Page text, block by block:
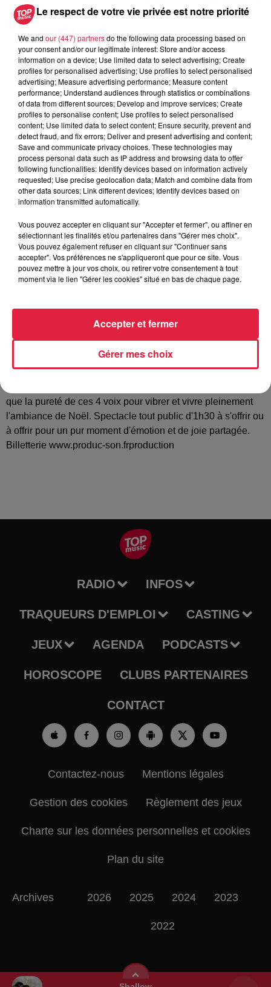
Tarif Gratuit
Les Stentors Des voix d'opéra puissantes et chaleureuses.
Mais aussi de brillantes personnalités. Depuis maintenant 7
ans le talent et l'amitié sont au rendez-vous. Après 900 000
albums vendus et 7 disques de reprises des plus grandes
chansons françaises récompensés par de nombreux
disques d'or Mathieu Sempéré Mowgli Laps et Vianney
répertoire Les Chants de Noël. En parallèle de la sortie de
leur album « Les STENTORS chantent NOEL » en
novembre 2017 vous pourrez les retrouver dans les églises
et théâtres à travers toute la France. Lyrisme harmonie
symbiose des voix tendresse au service de la magie de
mon beau sapin » « petit papa Noel de Tino Rossi »
jusqu'aux chants sacrés tels que « Ave Maria » ou « minuit
chrétien » mais aussi quelques compositions. Retrouvez ces
chansons incontournables dans la joie des fêtes de fin
que la pureté de ces 4 voix pour vibrer et vivre pleinement
l'ambiance de Noël. Spectacle tout public d'1h30 à s'offrir ou
à offrir pour un pur moment d'émotion et de joie partagée.
Billetterie www.produc-son.frproduction
RADIO INFOS
TRAQUEURS D'EMPLOI CASTING
JEUX AGENDA PODCASTS
HOROSCOPE CLUBS PARTENAIRES
CONTACT
Contactez-nous Mentions légales
Gestion des cookies Règlement des jeux
Charte sur les données personnelles et cookies
Plan du site
Archives 2026 2025 2024 2023
2022
Le respect de votre vie privée est notre priorité
We and our (447) partnersdo the following data processing based on
your consent and/or our legitimate interest: Store and/or access
information on a device; Use limited data to select advertising; Create
profiles for personalised advertising; Use profiles to select personalised
advertising; Measure advertising performance; Measure content
performance; Understand audiences through statistics or combinations
of data from different sources; Develop and improve services; Create
profiles to personalise content; Use profiles to select personalised
content; Use limited data to select content; Ensure security, prevent and
detect fraud, and fix errors; Deliver and present advertising and content;
Save and communicate privacy choices. These technologies may
process personal data such as IP address and browsing data to offer
following functionalities: Identify devices based on information actively
requested; Use precise geolocation data; Match and combine data from
other data sources; Link different devices; Identify devices based on
information transmitted automatically.
Vous pouvez accepter en cliquant sur "Accepter et fermer", ou affiner en
sélectionnant les finalités et/ou partenaires dans "Gérer mes choix".
Vous pouvez également refuser en cliquant sur "Continuer sans
accepter". Vos préférences ne s'appliqueront que pour ce site. Vous
pouvez mettre à jour vos choix, ou retirer votre consentement à tout
moment via le lien "Gérer les cookies" situé en bas de chaque page.
Gérer mes choix
Accepter et fermer